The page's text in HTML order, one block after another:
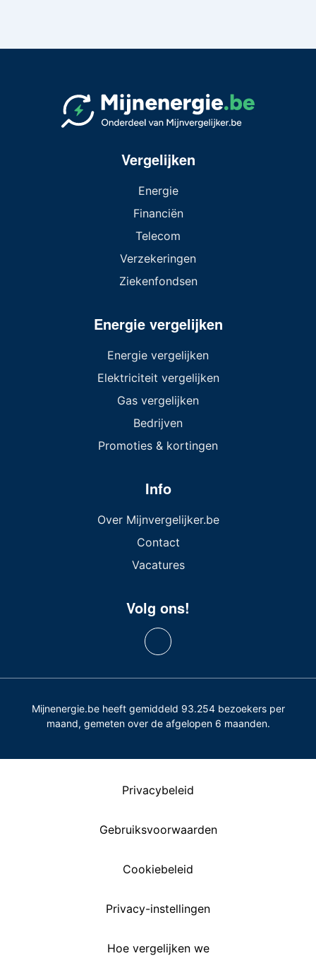
Vergelijken
Energie
Financiën
Telecom
Verzekeringen
Ziekenfondsen
Energie vergelijken
Energie vergelijken
Elektriciteit vergelijken
Gas vergelijken
Bedrijven
Promoties & kortingen
Info
Over Mijnvergelijker.be
Contact
Vacatures
Volg ons!
Mijnenergie.be heeft gemiddeld 93.254 bezoekers per
maand, gemeten over de afgelopen 6 maanden.
Privacybeleid
Gebruiksvoorwaarden
Cookiebeleid
Privacy-instellingen
Hoe vergelijken we